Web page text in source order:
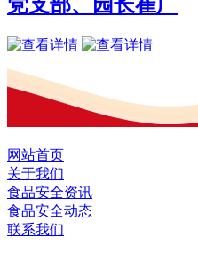
网站首页
关于我们
食品安全资讯
食品安全动态
联系我们